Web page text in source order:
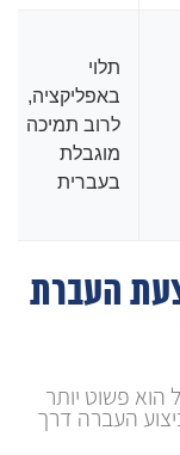
תלוי
באפליקציה,
לרוב תמיכה
מוגבלת
בעברית
העברת
פשוט יותר
העברה דרך